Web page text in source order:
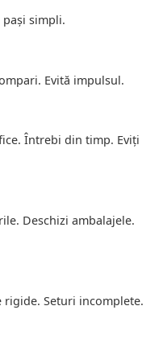
simpli.
Evită impulsul.
Întrebi din timp. Eviți
Deschizi ambalajele.
Seturi incomplete.